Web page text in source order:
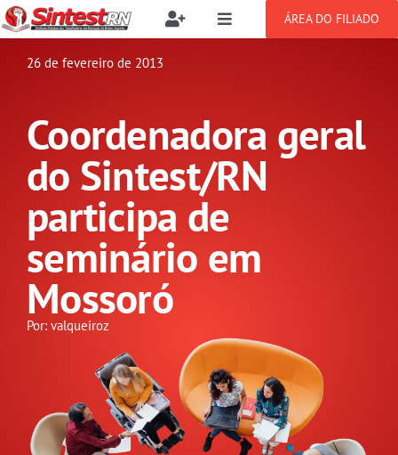
Ir
para
Toggle
Buscar
resultados
Filie-se
Benefícios
Setor jurídico
Toggle
SOBRE
NOTÍCIAS
PUBLICAÇÕES
CONGRESSOS
GREVE
DOCUMENTOS
GALERIA
ÁREA DO FILIADO
26 de fevereiro de 2013
Coordenadora geral
do Sintest/RN
participa de
seminário em
Mossoró
Por: valqueiroz